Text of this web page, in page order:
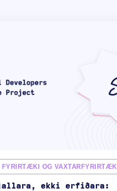
FYRIRTÆKI OG VAXTARFYRIRTÆKI
ekki erfiðara: